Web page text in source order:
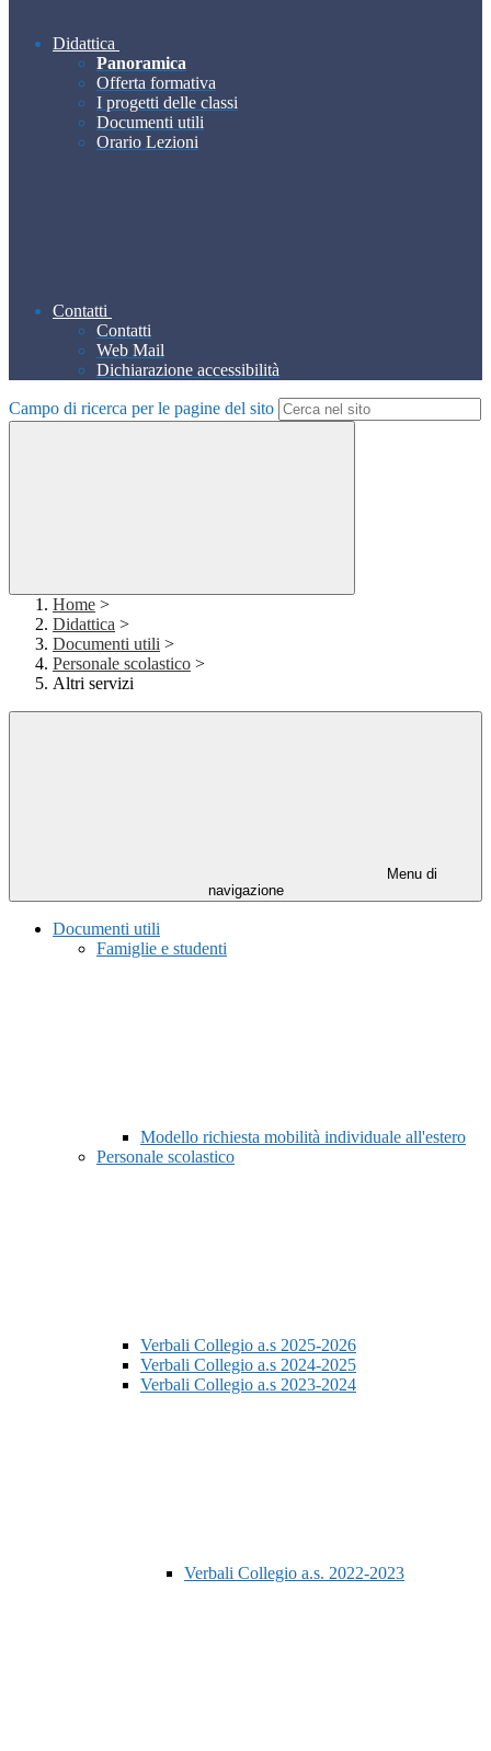
Didattica
Panoramica
Offerta formativa
I progetti delle classi
Documenti utili
Orario Lezioni
Contatti
Contatti
Web Mail
Dichiarazione accessibilità
Campo di ricerca per le pagine del sito
Home >
Didattica >
Documenti utili >
Personale scolastico >
Altri servizi
Menu di
navigazione
Documenti utili
Famiglie e studenti
Modello richiesta mobilità individuale all'estero
Personale scolastico
Verbali Collegio a.s 2025-2026
Verbali Collegio a.s 2024-2025
Verbali Collegio a.s 2023-2024
Verbali Collegio a.s. 2022-2023